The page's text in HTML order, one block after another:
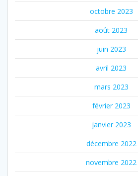
octobre 2023
août 2023
juin 2023
avril 2023
mars 2023
février 2023
janvier 2023
décembre 2022
novembre 2022